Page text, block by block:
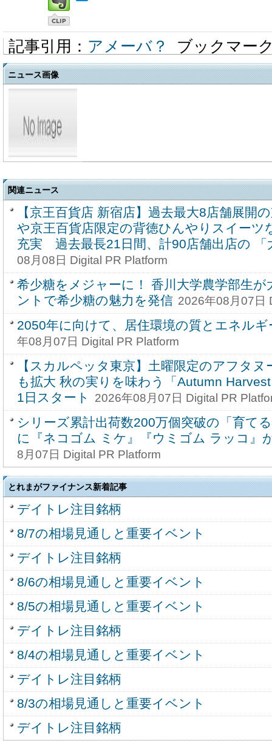
記事引用： アメーバ？ ブックマー
ニュース画像
関連ニュース
【京王百貨店 新宿店】過去最大8店舗展開
や京王百貨店限定の背徳ひんやりスイーツ
充実 過去最長21日間、計90店舗出店の 「
08月08日 Digital PR Platform
希少糖をメジャーに！ 香川大学農学部生が
ントで希少糖の魅力を発信 2026年08月07日
2050年に向けて、居住環境の質とエネルギ
年08月07日 Digital PR Platform
【スカルペッタ東京】土曜限定のアフタ
も拡大 秋の実りを味わう「Autumn
1日スタート
2026年08月07日 Digital PR
シリーズ累計出荷数200万個突破の「育て
に『ネコゴム ミケ』『ウミゴム ラッコ』
8月07日 Digital PR Platform
とれまがファイナンス新着記事
デイトレ注目銘柄
8/7の相場見通しと重要イベント
デイトレ注目銘柄
8/6の相場見通しと重要イベント
8/5の相場見通しと重要イベント
デイトレ注目銘柄
8/4の相場見通しと重要イベント
デイトレ注目銘柄
8/3の相場見通しと重要イベント
デイトレ注目銘柄